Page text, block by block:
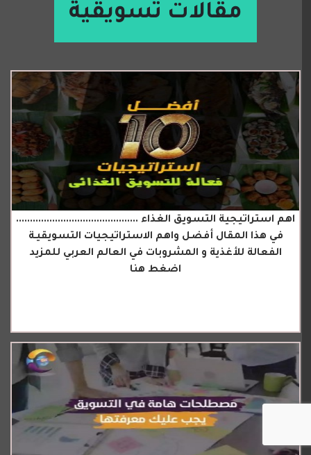
مقالات تسويقية
اهم استراتيجية التسويق الغذاء ............................................
في هذا المقال أفضل واهم الاستراتيجيات التسويقيـة
الفعالة للأغذية و المشروبات في العالم العربي للمزيد
اضغط هنا